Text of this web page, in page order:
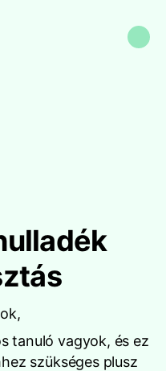
tanuló vagyok, és ez
szükséges plusz